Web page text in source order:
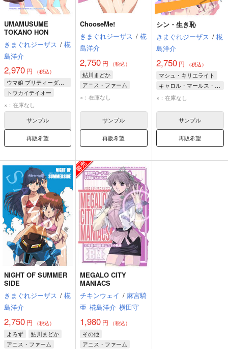
UMAMUSUME
TOKANO HON
きまぐれジーザス / 椛
島洋介
2,970 円 （税込）
ウマ娘 プリティーダービー
トウカイテイオー
メジロマックイーン
飛鳥馬トキ
×：在庫なし
サンプル
再販希望
ChooseMe!
きまぐれジーザス / 椛
島洋介
2,750 円 （税込）
鮎川まどか
アニス・ファーム
×：在庫なし
サンプル
再販希望
シン・生き恥
きまぐれジーザス / 椛
島洋介
2,750円 （税込）
マシュ・キリエライト
キャロル・マールス・ディーンハイム
立花響
×：在庫なし
サンプル
再販希望
NIGHT OF SUMMER
SIDE
きまぐれジーザス / 椛
島洋介
2,750 円 （税込）
よろず
鮎川まどか
アニス・ファーム
MEGALO CITY
MANIACS
チキンウェイ / 麻宮騎
亜 椛島洋介 横田守
1,980 円 （税込）
その他
アニス・ファーム